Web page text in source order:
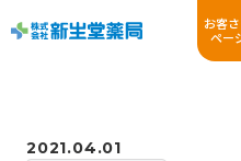
お客さ
ペー
2021.04.01